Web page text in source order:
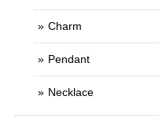
Charm
Pendant
Necklace